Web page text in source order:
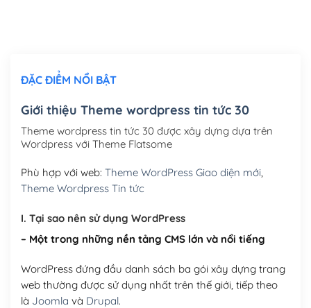
Mua thêm Host + Tên miền
Tên miền quốc tế .com .net .org (1 năm)
Tên miền Việt Nam .vn (1 năm)(+550,000₫)
Hosting 3GB SSD (1 năm)
Hosting 5GB SSD (1 năm)
Hosting 8GB SSD (1 năm) (+950,000₫)
ĐẶC ĐIỂM NỔI BẬT
Giới thiệu Theme wordpress tin tức 30
Theme wordpress tin tức 30 được xây dựng dựa trên
Wordpress với Theme Flatsome
Phù hợp với web: Theme WordPress Giao diện mới,
Theme Wordpress Tin tức
I. Tại sao nên sử dụng WordPress
– Một trong những nền tảng CMS lớn và nổi tiếng
WordPress đứng đầu danh sách ba gói xây dựng trang
web thường được sử dụng nhất trên thế giới, tiếp theo
là Joomla và Drupal.